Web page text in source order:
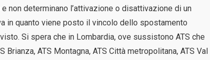
non determinano l’attivazione o disattivazione di un
in quanto viene posto il vincolo dello spostamento
Si spera che in Lombardia, ove sussistono ATS che
ATS Montagna, ATS Città metropolitana, ATS Val